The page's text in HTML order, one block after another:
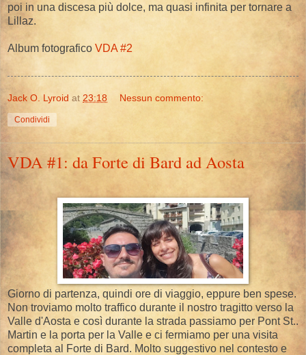
poi in una discesa più dolce, ma quasi infinita per tornare a
Lillaz.
Album fotografico VDA #2
Jack O. Lyroid at 23:18 Nessun commento:
Condividi
VDA #1: da Forte di Bard ad Aosta
Giorno di partenza, quindi ore di viaggio, eppure ben spese.
Non troviamo molto traffico durante il nostro tragitto verso la
Valle d'Aosta e così durante la strada passiamo per Pont St..
Martin e la porta per la Valle e ci fermiamo per una visita
completa al Forte di Bard. Molto suggestivo nel contesto e